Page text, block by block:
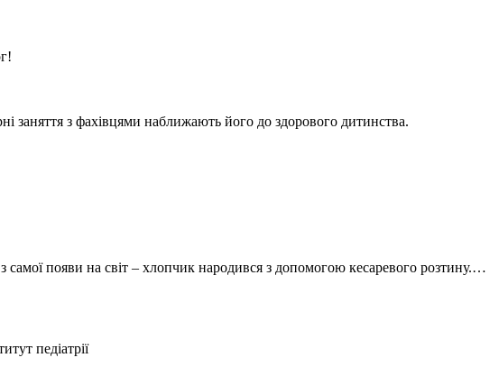
заняття з фахівцями наближають його до здорового дитинства.
появи на світ – хлопчик народився з допомогою кесаревого розтину.…